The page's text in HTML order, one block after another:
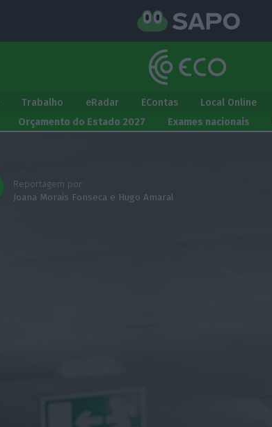
Trabalho eRadar EContas Local Online
Orçamento do Estado 2027 Exames nacionais
Reportagem por:
Joana Morais Fonseca e Hugo Amaral